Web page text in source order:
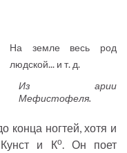
На земле весь род
людской... и т. д.
Из арии
Мефистофеля.
конца ногтей, хотя и
и Ко. Он поет